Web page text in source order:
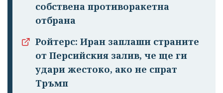
собствена противоракетна
отбрана
Ройтерс: Иран заплаши страните
от Персийския залив, че ще ги
удари жестоко, ако не спрат
Тръмп